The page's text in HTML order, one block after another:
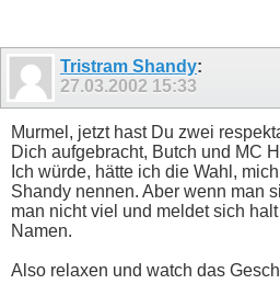
Tristram Shandy:
27.03.2002 15:33
Murmel, jetzt hast Du zwei
Dich aufgebracht, Butch und MC
Ich würde, hätte ich die Wahl,
Shandy nennen. Aber wenn man
man nicht viel und meldet sich
Namen.
Also relaxen und watch das